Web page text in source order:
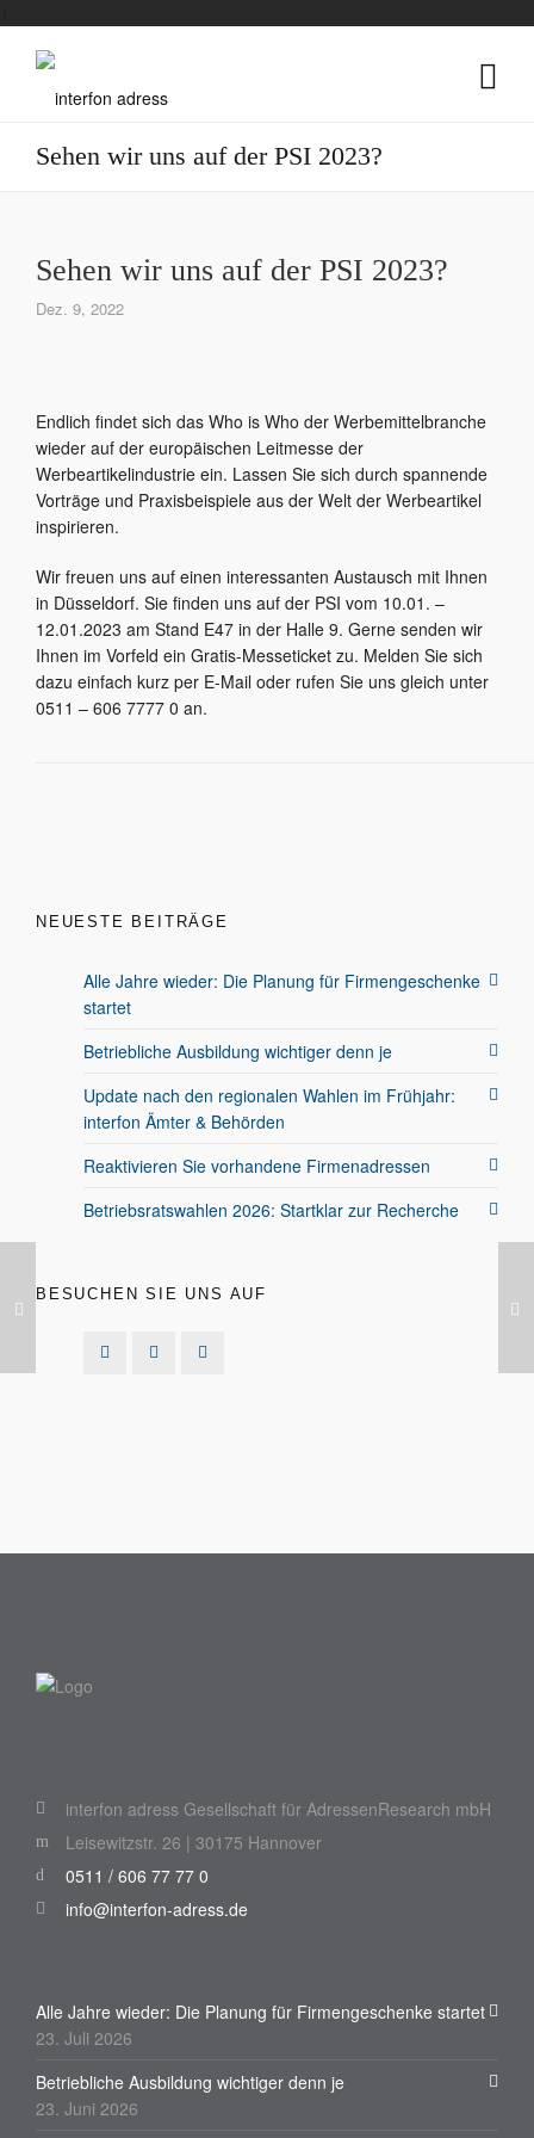
Sehen wir uns auf der PSI 2023?
Sehen wir uns auf der PSI 2023?
Dez. 9, 2022
Endlich findet sich das Who is Who der Werbemittelbranche
wieder auf der europäischen Leitmesse der
Werbeartikelindustrie ein. Lassen Sie sich durch spannende
Vorträge und Praxisbeispiele aus der Welt der Werbeartikel
inspirieren.
Wir freuen uns auf einen interessanten Austausch mit Ihnen
in Düsseldorf. Sie finden uns auf der PSI vom 10.01. –
12.01.2023 am Stand E47 in der Halle 9. Gerne senden wir
Ihnen im Vorfeld ein Gratis-Messeticket zu. Melden Sie sich
dazu einfach kurz per E-Mail oder rufen Sie uns gleich unter
0511 – 606 7777 0 an.
NEUESTE BEITRÄGE
Alle Jahre wieder: Die Planung für Firmengeschenke
startet
Betriebliche Ausbildung wichtiger denn je
Update nach den regionalen Wahlen im Frühjahr:
interfon Ämter & Behörden
Reaktivieren Sie vorhandene Firmenadressen
Betriebsratswahlen 2026: Startklar zur Recherche
BESUCHEN SIE UNS AUF
interfon adress Gesellschaft für AdressenResearch mbH
Leisewitzstr. 26 | 30175 Hannover
0511 / 606 77 77 0
info@interfon-adress.de
Alle Jahre wieder: Die Planung für Firmengeschenke startet
23. Juli 2026
Betriebliche Ausbildung wichtiger denn je
23. Juni 2026